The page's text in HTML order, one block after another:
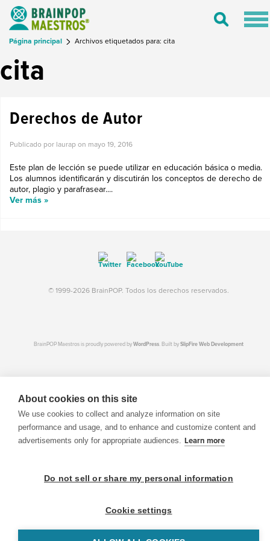
Toggle
Página principal Archivos etiquetados para: cita
cita
Derechos de Autor
Publicado por laurap on mayo 19, 2016
Este plan de lección se puede utilizar en educación básica o media.
Los alumnos identificarán y discutirán los conceptos de derecho de
autor, plagio y parafrasear....
Ver más »
© 1999-2026 BrainPOP. Todos los derechos reservados.
BrainPOP Maestros is proudly powered byWordPress. Built bySlipFire Web Development
About cookies on this site
We use cookies to collect and analyze information on site
performance and usage, and to enhance and customize content and
advertisements only for appropriate audiences. Learn more
Do not sell or share my personal information
Cookie settings